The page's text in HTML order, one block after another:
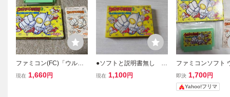
ファミコン(FC)「ウルト
ラマン倶楽部２ 帰ってき
現在 1,660円
●ソフトと説明書無し F
C ウルトラマン倶楽部2
現在 1,100円
ファミコンソフト
ラマン倶楽部2 帰
たウルトラマン倶
箱・説明書付き
即決 1,700円
Yahoo!フリマ